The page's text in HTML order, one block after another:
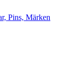
Pins, Märken